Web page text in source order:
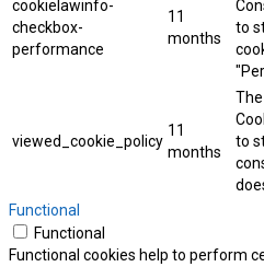
cookielawinfo-
checkbox-
performance
11
months
to
viewed_cookie_policy
11
months
to
Functional
Functional
Functional cookies help to perform